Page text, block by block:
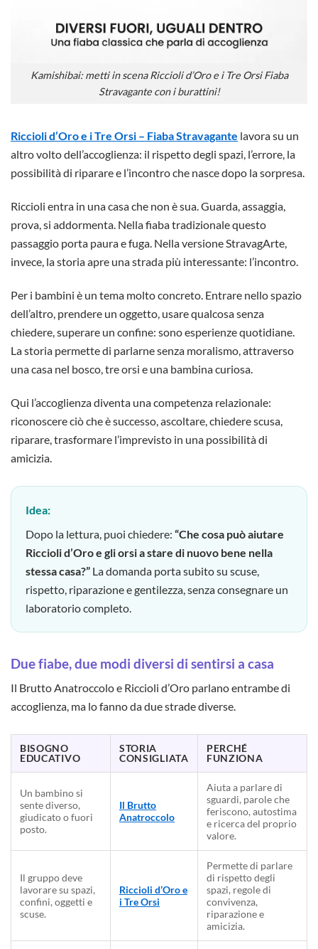
Kamishibai: metti in scena Riccioli d’Oro e i Tre Orsi Fiaba
Stravagante con i burattini!
Riccioli d’Oro e i Tre Orsi – Fiaba Stravagante lavora su un
altro volto dell’accoglienza: il rispetto degli spazi, l’errore, la
possibilità di riparare e l’incontro che nasce dopo la sorpresa.
Riccioli entra in una casa che non è sua. Guarda, assaggia,
prova, si addormenta. Nella fiaba tradizionale questo
passaggio porta paura e fuga. Nella versione StravagArte,
invece, la storia apre una strada più interessante: l’incontro.
Per i bambini è un tema molto concreto. Entrare nello spazio
dell’altro, prendere un oggetto, usare qualcosa senza
chiedere, superare un confine: sono esperienze quotidiane.
La storia permette di parlarne senza moralismo, attraverso
una casa nel bosco, tre orsi e una bambina curiosa.
Qui l’accoglienza diventa una competenza relazionale:
riconoscere ciò che è successo, ascoltare, chiedere scusa,
riparare, trasformare l’imprevisto in una possibilità di
amicizia.
Idea:
Dopo la lettura, puoi chiedere: “Che cosa può aiutare
Riccioli d’Oro e gli orsi a stare di nuovo bene nella
stessa casa?” La domanda porta subito su scuse,
rispetto, riparazione e gentilezza, senza consegnare un
laboratorio completo.
Due fiabe, due modi diversi di sentirsi a casa
Il Brutto Anatroccolo e Riccioli d’Oro parlano entrambe di
accoglienza, ma lo fanno da due strade diverse.
BISOGNO
EDUCATIVO
STORIA
CONSIGLIATA
PERCHÉ
FUNZIONA
Un bambino si
sente diverso,
giudicato o fuori
posto.
Il Brutto
Anatroccolo
Aiuta a parlare di
sguardi, parole che
feriscono, autostima
e ricerca del proprio
valore.
Il gruppo deve
lavorare su spazi,
confini, oggetti e
scuse.
Riccioli d’Oro e
i Tre Orsi
Permette di parlare
di rispetto degli
spazi, regole di
convivenza,
riparazione e
amicizia.